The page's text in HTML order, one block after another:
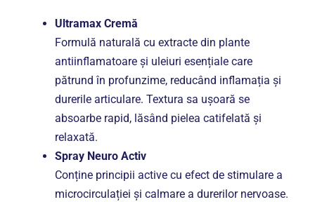
Ultramax Cremă
Formulă naturală cu extracte din plante
antiinflamatoare și uleiuri esențiale care
pătrund în profunzime, reducând inflamația și
durerile articulare. Textura sa ușoară se
absoarbe rapid, lăsând pielea catifelată și
relaxată.
Spray Neuro Activ
Conține principii active cu efect de stimulare a
microcirculației și calmare a durerilor nervoase.